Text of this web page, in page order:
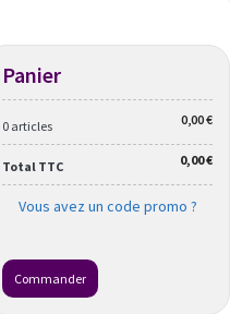
Panier
0 articles 0,00 €
Total TTC 0,00 €
Vous avez un code promo ?
Commander